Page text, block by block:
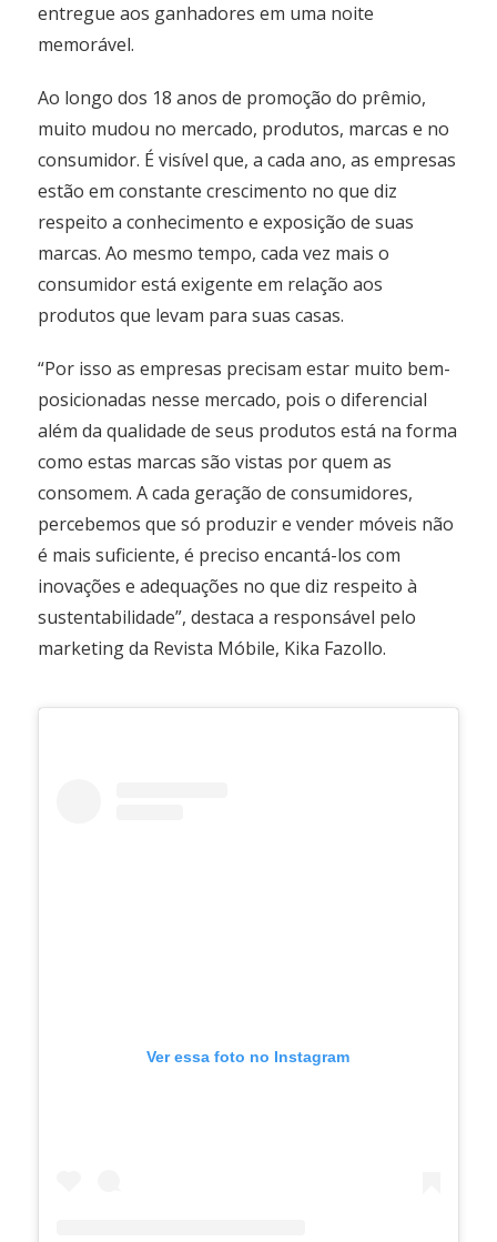
entregue aos ganhadores em uma noite
memorável.
Ao longo dos 18 anos de promoção do prêmio,
muito mudou no mercado, produtos, marcas e no
consumidor. É visível que, a cada ano, as empresas
estão em constante crescimento no que diz
respeito a conhecimento e exposição de suas
marcas. Ao mesmo tempo, cada vez mais o
consumidor está exigente em relação aos
produtos que levam para suas casas.
“Por isso as empresas precisam estar muito bem-
posicionadas nesse mercado, pois o diferencial
além da qualidade de seus produtos está na forma
como estas marcas são vistas por quem as
consomem. A cada geração de consumidores,
percebemos que só produzir e vender móveis não
é mais suficiente, é preciso encantá-los com
inovações e adequações no que diz respeito à
sustentabilidade”, destaca a responsável pelo
marketing da Revista Móbile, Kika Fazollo.
Ver essa foto no Instagram